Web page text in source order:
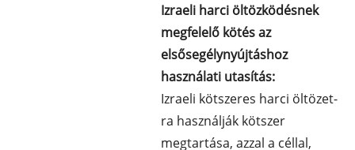
Izraeli harci öltözködésnek
megfelelő kötés az
elsősegélynyújtáshoz
használati utasítás:
Izraeli kötszeres harci öltözet-
ra használják kötszer
megtartása, azzal a céllal,